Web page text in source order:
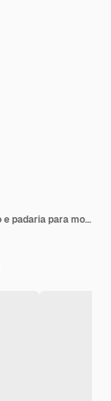
Promoção de mídia social de menu de bolo e padaria para modelo de banner de história do instagram e facebook